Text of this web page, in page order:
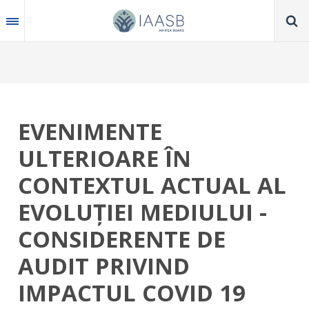
to
main
EVENIMENTE
ULTERIOARE ÎN
CONTEXTUL ACTUAL AL
EVOLUȚIEI MEDIULUI -
CONSIDERENTE DE
AUDIT PRIVIND
IMPACTUL COVID 19